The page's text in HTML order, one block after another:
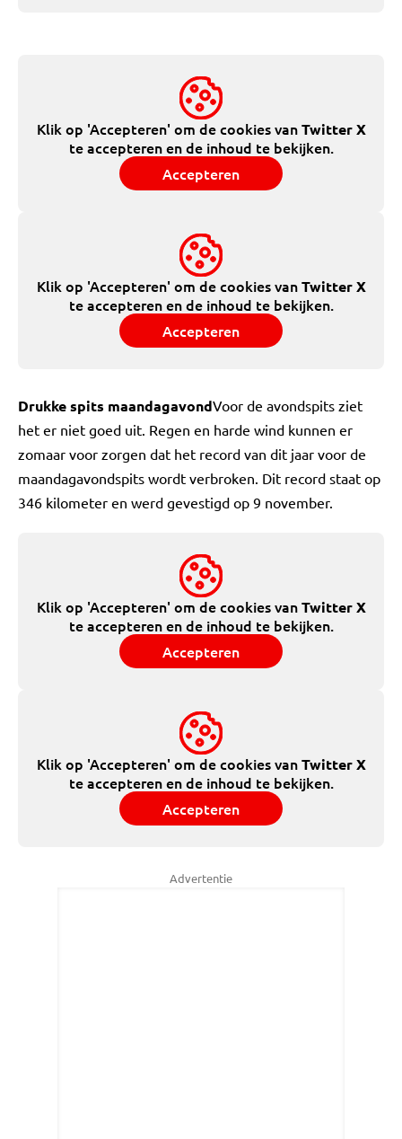
Klik op 'Accepteren' om de cookies vanTwitter X
te accepteren en de inhoud te bekijken.
Accepteren
Klik op 'Accepteren' om de cookies vanTwitter X
te accepteren en de inhoud te bekijken.
Accepteren
Drukke spits maandagavondVoor de avondspits ziet
het er niet goed uit. Regen en harde wind kunnen er
zomaar voor zorgen dat het record van dit jaar voor de
maandagavondspits wordt verbroken. Dit record staat op
346 kilometer en werd gevestigd op 9 november.
Klik op 'Accepteren' om de cookies vanTwitter X
te accepteren en de inhoud te bekijken.
Accepteren
Klik op 'Accepteren' om de cookies vanTwitter X
te accepteren en de inhoud te bekijken.
Accepteren
Advertentie